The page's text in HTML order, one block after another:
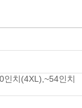
인치(4XL),~54인치